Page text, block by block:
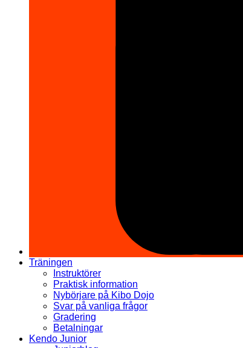
Träningen
Instruktörer
Praktisk information
Nybörjare på Kibo Dojo
Svar på vanliga frågor
Gradering
Betalningar
Kendo Junior